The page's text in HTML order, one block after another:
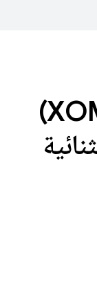
ذاكرة التنفيذ فقط (XOM)